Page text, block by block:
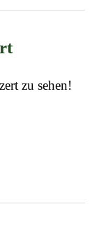
zu sehen!